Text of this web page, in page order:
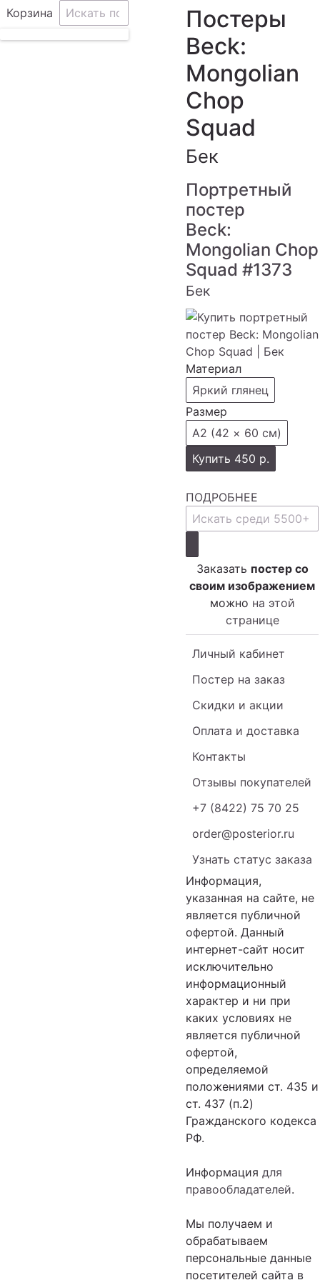
Корзина
Постеры
Beck:
Mongolian
Chop
Squad
Бек
Портретный
постер
Beck:
Mongolian Chop
Squad #1373
Бек
Материал
Яркий глянец
Размер
А2 (42 × 60 см)
Купить 450 р.
ПОДРОБНЕЕ
Заказать постер со
своим изображением
можно на этой
странице
Личный кабинет
Постер на заказ
Скидки и акции
Оплата и доставка
Контакты
Отзывы покупателей
+7 (8422) 75 70 25
order@posterior.ru
Узнать статус заказа
Информация,
указанная на сайте, не
является публичной
офертой. Данный
интернет-сайт носит
исключительно
информационный
характер и ни при
каких условиях не
является публичной
офертой,
определяемой
положениями ст. 435 и
ст. 437 (п.2)
Гражданского кодекса
РФ.
Информация для
правообладателей.
Мы получаем и
обрабатываем
персональные данные
посетителей сайта в